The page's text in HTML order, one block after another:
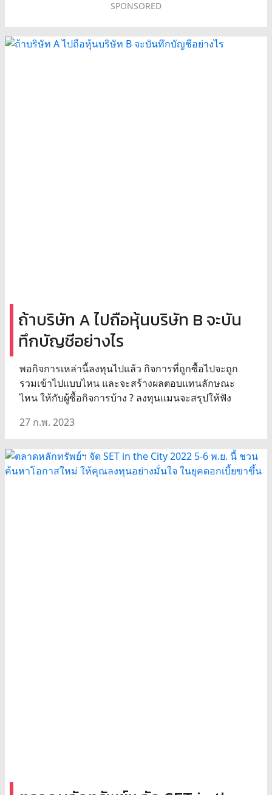
SPONSORED
ถ้าบริษัท A ไปถือหุ้นบริษัท B จะบัน
ทึกบัญชีอย่างไร
พอกิจการเหล่านี้ลงทุนไปแล้ว กิจการที่ถูกซื้อไปจะถูก
รวมเข้าไปแบบไหน และจะสร้างผลตอบแทนลักษณะ
ไหน ให้กับผู้ซื้อกิจการบ้าง ? ลงทุนแมนจะสรุปให้ฟัง
27 ก.พ. 2023